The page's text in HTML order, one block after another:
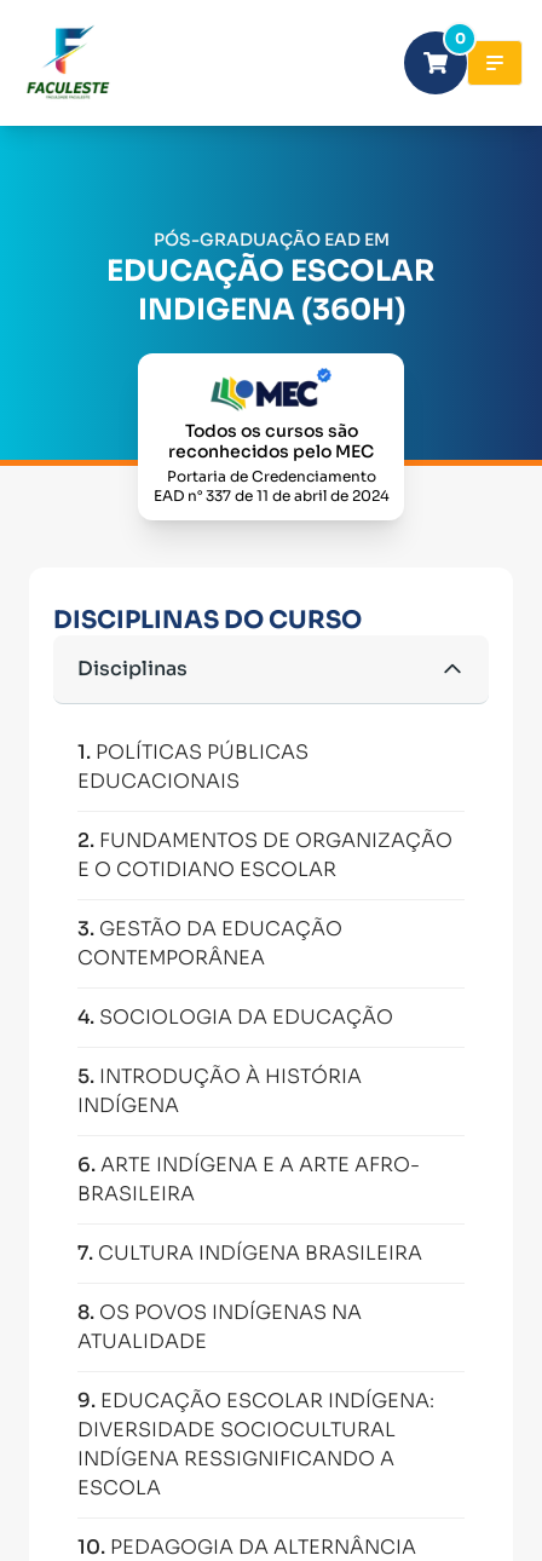
0
PÓS-GRADUAÇÃO EAD EM
EDUCAÇÃO ESCOLAR
INDIGENA (360H)
Todos os cursos são
reconhecidos pelo MEC
Portaria de Credenciamento
EAD n° 337 de 11 de abril de 2024
DISCIPLINAS DO CURSO
Disciplinas
1. POLÍTICAS PÚBLICAS
EDUCACIONAIS
2. FUNDAMENTOS DE ORGANIZAÇÃO
E O COTIDIANO ESCOLAR
3. GESTÃO DA EDUCAÇÃO
CONTEMPORÂNEA
4. SOCIOLOGIA DA EDUCAÇÃO
5. INTRODUÇÃO À HISTÓRIA
INDÍGENA
6.ARTE INDÍGENA E A ARTE AFRO-
BRASILEIRA
7. CULTURA INDÍGENA BRASILEIRA
8. OS POVOS INDÍGENAS NA
ATUALIDADE
9. EDUCAÇÃO ESCOLAR INDÍGENA:
DIVERSIDADE SOCIOCULTURAL
INDÍGENA RESSIGNIFICANDO A
ESCOLA
10. PEDAGOGIA DA ALTERNÂNCIA